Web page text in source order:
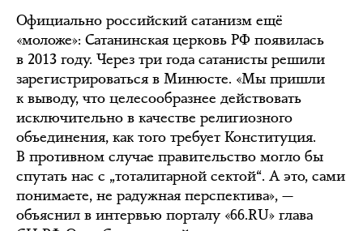
Официально российский сатанизм ещё
«моложе»: Сатанинская церковь РФ появилась
в 2013 году. Через три года сатанисты решили
зарегистрироваться в Минюсте. «Мы пришли
к выводу, что целесообразнее действовать
исключительно в качестве религиозного
объединения, как того требует Конституция.
В противном случае правительство могло бы
спутать нас с „тоталитарной сектой“. А это, сами
понимаете, не радужная перспектива», —
объяснил в интервью порталу «66.RU» глава